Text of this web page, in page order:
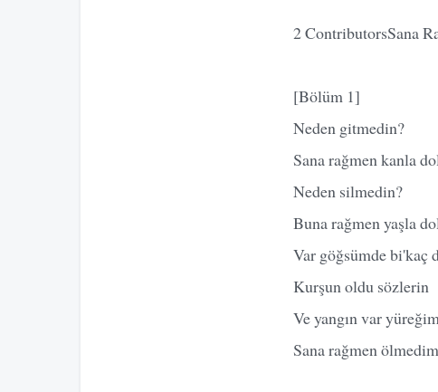
2 ContributorsSana
[Bölüm 1]
Neden gitmedin?
Sana rağmen kanla
Neden silmedin?
Buna rağmen yaşla
Var göğsümde bi'kaç
Kurşun oldu sözlerin
Ve yangın var
Sana rağmen ölmedim